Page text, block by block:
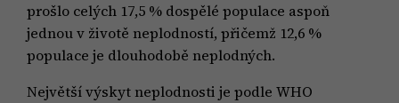
prošlo celých 17,5 % dospělé populace aspoň
jednou v životě neplodností, přičemž 12,6 %
populace je dlouhodobě neplodných.
Největší výskyt neplodnosti je podle WHO